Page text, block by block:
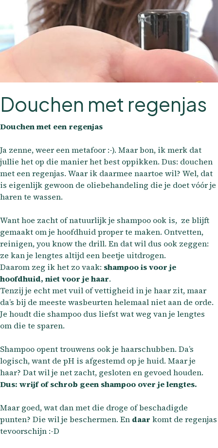
Douchen met regenjas
Douchen met een regenjas
Ja zenne, weer een metafoor :-). Maar bon, ik merk dat
jullie het op die manier het best oppikken. Dus: douchen
met een regenjas. Waar ik daarmee naartoe wil? Wel, dat
is eigenlijk gewoon de oliebehandeling die je doet vóór je
haren te wassen.
Want hoe zacht of natuurlijk je shampoo ook is, ze blijft
gemaakt om je hoofdhuid proper te maken. Ontvetten,
reinigen, you know the drill. En dat wil dus ook zeggen:
ze kan je lengtes altijd een beetje uitdrogen.
Daarom zeg ik het zo vaak: shampoo is voor je
hoofdhuid, niet voor je haar.
Tenzij je echt met vuil of vettigheid in je haar zit, maar
da’s bij de meeste wasbeurten helemaal niet aan de orde.
Je houdt die shampoo dus liefst wat weg van je lengtes
om die te sparen.
Shampoo opent trouwens ook je haarschubben. Da’s
logisch, want de pH is afgestemd op je huid. Maar je
haar? Dat wil je net zacht, gesloten en gevoed houden.
Dus: wrijf of schrob geen shampoo over je lengtes.
Maar goed, wat dan met die droge of beschadigde
punten? Die wil je beschermen. En daar komt de regenjas
tevoorschijn :-D